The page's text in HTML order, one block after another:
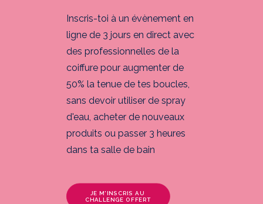
Inscris-toi à un évènement en
ligne de 3 jours en direct avec
des professionnelles de la
coiffure pour augmenter de
50% la tenue de tes boucles,
sans devoir utiliser de spray
d'eau, acheter de nouveaux
produits ou passer 3 heures
dans ta salle de bain
JE M'INSCRIS AU
CHALLENGE OFFERT